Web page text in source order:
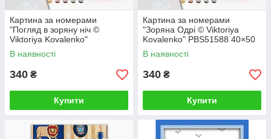
Картина за номерами
"Погляд в зоряну ніч ©
Viktoriya Kovalenko"
PBS51480 40×50 см
В наявності
340 ₴
Купити
Картина за номерами
"Зоряна Одрі © Viktoriya
Kovalenko" PBS51588 40×50
см
В наявності
340 ₴
Купити